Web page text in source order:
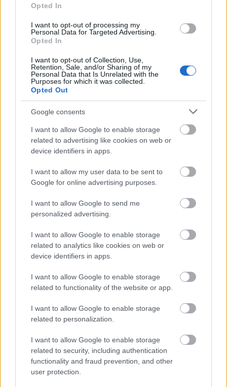
Opted In
I want to opt-out of processing my
Personal Data for Targeted Advertising.
Opted In
I want to opt-out of Collection, Use,
Retention, Sale, and/or Sharing of my
Personal Data that Is Unrelated with the
Purposes for which it was collected.
Opted Out
Google consents
I want to allow Google to enable storage
related to advertising like cookies on web or
device identifiers in apps.
I want to allow my user data to be sent to
Google for online advertising purposes.
I want to allow Google to send me
personalized advertising.
I want to allow Google to enable storage
related to analytics like cookies on web or
device identifiers in apps.
I want to allow Google to enable storage
related to functionality of the website or app.
I want to allow Google to enable storage
related to personalization.
I want to allow Google to enable storage
related to security, including authentication
functionality and fraud prevention, and other
user protection.
ΚΑΝΟΝΙΚΗ ΑΔΕΙΑ ΑΝΑΠΑΥΣΗΣ ΚΑΙ
ΟΙ ΤΡΟΠΟΠΟΙΗΣΕΙΣ ΤΗΣ ΕΡΓΑΤΙΚΗΣ
ΝΟΜΟΘΕΣΙΑΣ ΜΕ ΒΑΣΗ ΤΟΥΣ
ΜΝΗΜΟΝΙΑΚΟΥΣ ΝΟΜΟΥΣ
ΝΟΜΟΙ 4254/2014 , 4225/ 2014 , 4144/2013 ,
4093/2012 ΚΛΠ
Ειδικό βιβλίο τροποποίησης ωρών εργασίας και
υπερωριών
Εκκαθαριστικά σημειώματα αποδοχών
Νέα υποχρέωση των εργοδοτών για υποβολή στο
ΣΕΠΕ ηλεκτρονικά τις σελίδες του βιβλίο
αδειών που συμπλήρωσαν κατά τη διάρκεια του
προηγούμενου έτους.
Αμοιβή προσλαμβανομένων υπαλλήλων μετά
μακροχρόνια ανεργία.
νεοπροσλαμβανομένων του ΙΚΑ
Ηλεκτρονική υποβολή εντύπων στο ΠΣ του ΥΠ.
ΕΡΓΑΝΗ
Διοικητικές και ποινικές κυρώσεις κατά
εργοδοτών
Διάρκεια